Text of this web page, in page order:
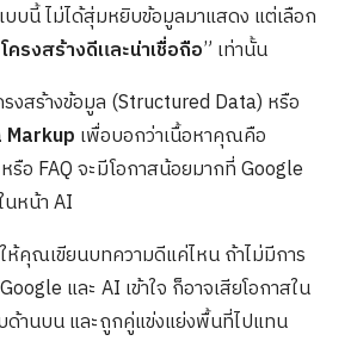
บนี้ ไม่ได้สุ่มหยิบข้อมูลมาแสดง แต่เลือก
ครงสร้างดีและน่าเชื่อถือ” เท่านั้น
รงสร้างข้อมูล (Structured Data) หรือ
Markup เพื่อบอกว่าเนื้อหาคุณคือ
รือ FAQ จะมีโอกาสน้อยมากที่ Google
นหน้า AI
ห้คุณเขียนบทความดีแค่ไหน ถ้าไม่มีการ
และ AI เข้าใจ ก็อาจเสียโอกาสใน
ด้านบน และถูกคู่แข่งแย่งพื้นที่ไปแทน